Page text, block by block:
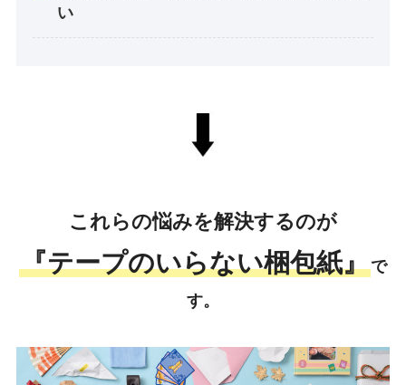
い
これらの悩みを解決するのが
『テープのいらない梱包紙』で
す。